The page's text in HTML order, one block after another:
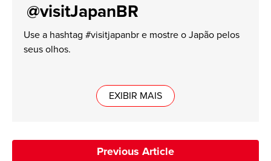
@visitJapanBR
Use a hashtag #visitjapanbr e mostre o Japão pelos
seus olhos.
EXIBIR MAIS
Previous Article